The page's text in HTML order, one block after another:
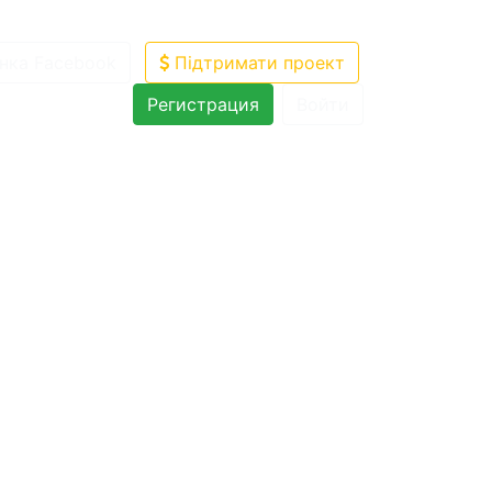
Підтримати проект
Регистрация